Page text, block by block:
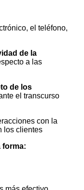
el teléfono,
de la
a las
de los
el transcurso
con la
los clientes
forma: